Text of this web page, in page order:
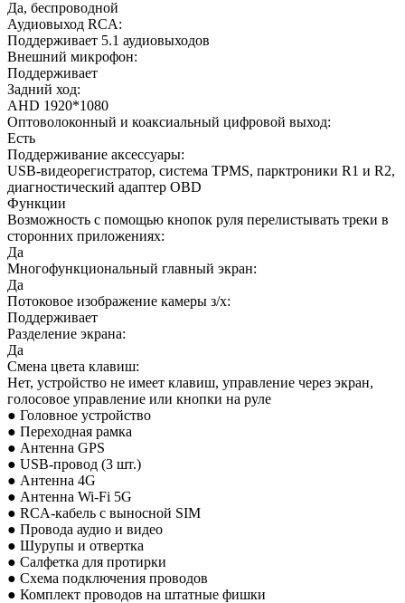
Да, беспроводной
Аудиовыход RCA:
Поддерживает 5.1 аудиовыходов
Внешний микрофон:
Поддерживает
Задний ход:
AHD 1920*1080
Оптоволоконный и коаксиальный цифровой выход:
Есть
Поддерживание аксессуары:
USB-видеорегистратор, система TPMS, парктроники R1 и R2,
диагностический адаптер OBD
Функции
Возможность с помощью кнопок руля перелистывать треки в
сторонних приложениях:
Да
Многофункциональный главный экран:
Да
Потоковое изображение камеры з/х:
Поддерживает
Разделение экрана:
Да
Смена цвета клавиш:
Нет, устройство не имеет клавиш, управление через экран,
голосовое управление или кнопки на руле
● Головное устройство
● Переходная рамка
● Антенна GPS
● USB-провод (3 шт.)
● Антенна 4G
● Антенна Wi-Fi 5G
● RCA-кабель с выносной SIM
● Провода аудио и видео
● Шурупы и отвертка
● Салфетка для протирки
● Схема подключения проводов
● Комплект проводов на штатные фишки